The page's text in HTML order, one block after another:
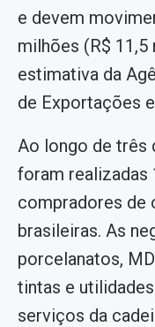
e devem
milhões (R$ 11,5
estimativa da
de Exportações
Ao longo de três
foram realizadas
compradores de
brasileiras. As
porcelanatos,
tintas e
serviços da